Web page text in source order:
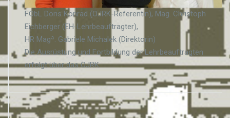
FObL Doris Konrad (ÖJRK-Referentin), Mag. Christoph
Eichberger (EH-Lehrbeauftragter),
HR Magª. Gabriele Michalek (Direktorin)
Die Ausrüstung und Fortbildung der Lehrbeauftragten
erfolgt über das ÖJRK.